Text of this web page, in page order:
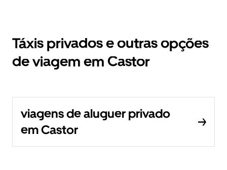
Táxis privados e outras opções
de viagem em Castor
viagens de aluguer privado
em Castor